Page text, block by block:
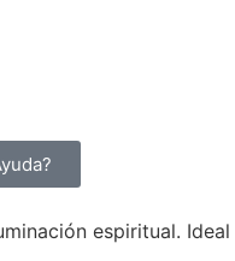
espiritual.